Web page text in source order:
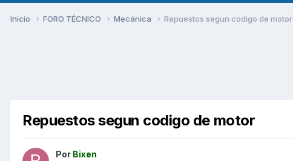
Inicio FORO TÉCNICO Mecánica Repuestos segun codigo de motor
Repuestos segun codigo de motor
Por Bixen